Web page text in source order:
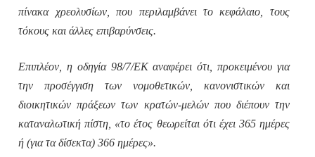
πίνακα χρεολυσίων, που περιλαμβάνει το κεφάλαιο, τους
τόκους και άλλες επιβαρύνσεις.
Επιπλέον, η οδηγία 98/7/ΕΚ αναφέρει ότι, προκειμένου για
την προσέγγιση των νομοθετικών, κανονιστικών και
διοικητικών πράξεων των κρατών-μελών που διέπουν την
καταναλωτική πίστη, «το έτος θεωρείται ότι έχει 365 ημέρες
ή (για τα δίσεκτα) 366 ημέρες».